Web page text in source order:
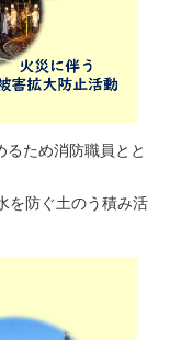
ため消防職員とと
を防ぐ土のう積み活